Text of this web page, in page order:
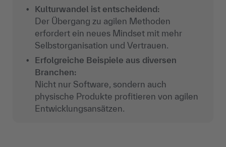
Kulturwandel ist entscheidend:
Der Übergang zu agilen Methoden
erfordert ein neues Mindset mit mehr
Selbstorganisation und Vertrauen.
Erfolgreiche Beispiele aus diversen
Branchen:
Nicht nur Software, sondern auch
physische Produkte profitieren von agilen
Entwicklungsansätzen.